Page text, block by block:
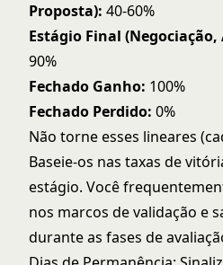
Proposta): 40-60%
Estágio Final
90%
Fechado Ganho: 100%
Fechado Perdido: 0%
Não torne esses lineares
Baseie-os nas taxas de
estágio. Você
nos marcos de validação e
durante as fases de